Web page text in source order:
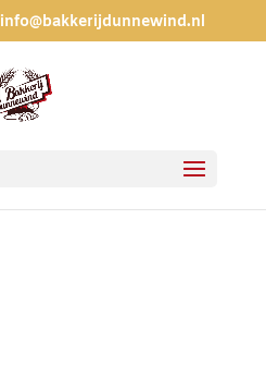
info@bakkerijdunnewind.nl